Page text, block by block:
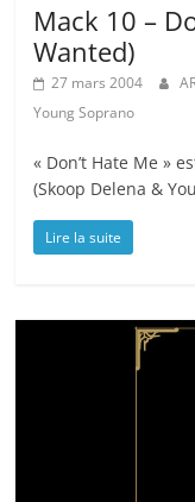
Mack 10 –
Wanted)
27 mars 2004
Young Soprano
« Don’t Hate Me »
(Skoop Delena &
Lire la suite